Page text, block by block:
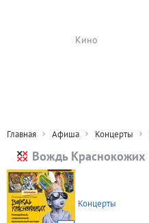
Кино
Главная Афиша Концерты
Вождь Краснокожих
Концерты